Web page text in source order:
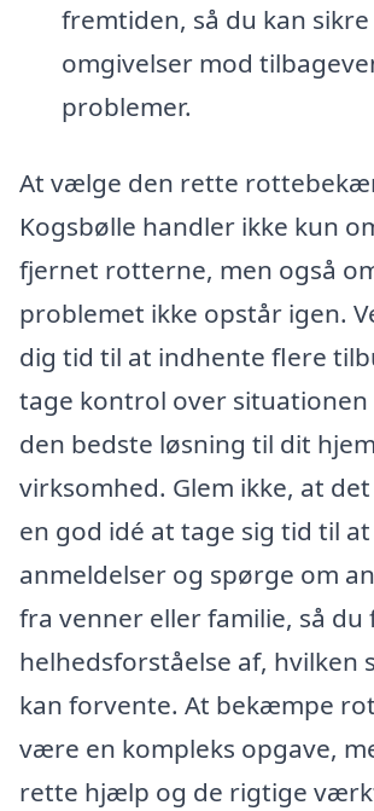
fremtiden, så du kan
omgivelser mod
problemer.
At vælge den rette
Kogsbølle handler ikke kun
fjernet rotterne, men også
problemet ikke opstår igen.
dig tid til at indhente flere
tage kontrol over
den bedste løsning til dit
virksomhed. Glem ikke, at
en god idé at tage sig tid til
anmeldelser og spørge om
fra venner eller familie, så du
helhedsforståelse af, hvilken
kan forvente. At bekæmpe
være en kompleks opgave,
rette hjælp og de rigtige